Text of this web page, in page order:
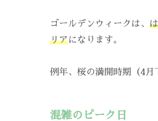
ゴールデンウィークは、
リアになります。
例年、桜の満開時期（4月
混雑のピーク日